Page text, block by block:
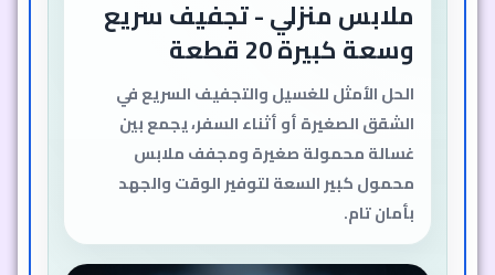
ملابس منزلي - تجفيف سريع
وسعة كبيرة 20 قطعة
الحل الأمثل للغسيل والتجفيف السريع في
الشقق الصغيرة أو أثناء السفر، يجمع بين
غسالة محمولة صغيرة ومجفف ملابس
محمول كبير السعة لتوفير الوقت والجهد
بأمان تام.